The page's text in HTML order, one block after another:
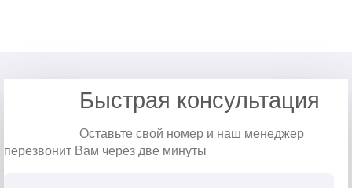
Быстрая консультация
Оставьте свой номер и наш менеджер
перезвонит Вам через две минуты